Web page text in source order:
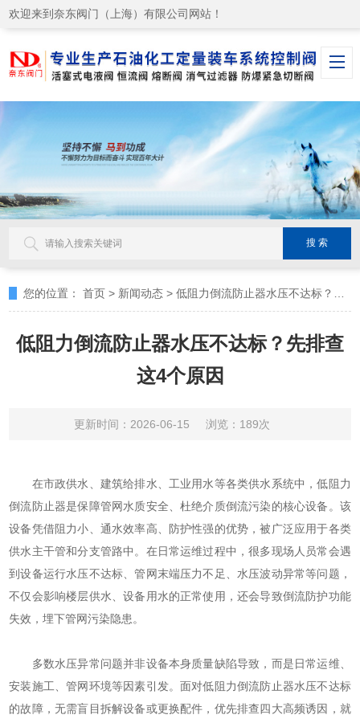
欢迎来到奈东阀门（上海）有限公司网站！
您的位置： 首页 > 新闻动态 >低阻力倒流防止器水压不达标？先排查这4个原因
低阻力倒流防止器水压不达标？先排查
这4个原因
更新时间：2026-06-15 浏览：189次
在市政供水、建筑给排水、工业用水等各类供水系统中，低阻力
倒流防止器是保障管网水质安全、杜绝介质倒流污染的核心设备。该
设备凭借阻力小、通水效率高、防护性强的优势，被广泛应用于各类
供水主干管和分支管路中。在日常运维过程中，很多现场人员常会遇
到设备运行水压不达标、管网末端压力不足、水压波动异常等问题，
不仅会影响楼层供水、设备用水的正常使用，还会导致倒流防护功能
失效，埋下管网污染隐患。
多数水压异常问题并非设备本身质量缺陷导致，而是日常运维、
安装施工、管网环境等因素引发。面对低阻力倒流防止器水压不达标
的故障，无需盲目拆解设备或更换配件，优先排查四大高频诱因，就